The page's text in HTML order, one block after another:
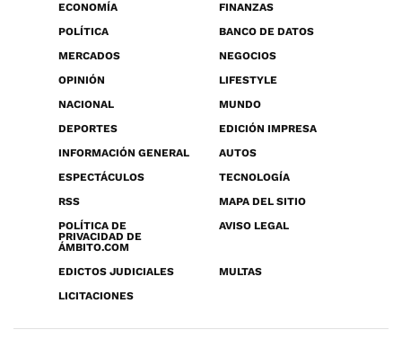
ECONOMÍA
FINANZAS
POLÍTICA
BANCO DE DATOS
MERCADOS
NEGOCIOS
OPINIÓN
LIFESTYLE
NACIONAL
MUNDO
DEPORTES
EDICIÓN IMPRESA
INFORMACIÓN GENERAL
AUTOS
ESPECTÁCULOS
TECNOLOGÍA
RSS
MAPA DEL SITIO
POLÍTICA DE
PRIVACIDAD DE
ÁMBITO.COM
AVISO LEGAL
EDICTOS JUDICIALES
MULTAS
LICITACIONES